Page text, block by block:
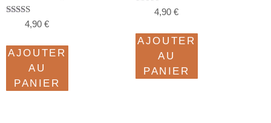
Note
5.00
4,90€
AJOUTER
AU
PANIER
Note
5.00
4,90€
AJOUTER
AU
PANIER